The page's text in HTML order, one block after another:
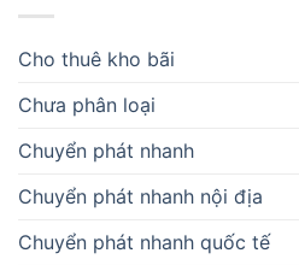
Cho thuê kho bãi
Chưa phân loại
Chuyển phát nhanh
Chuyển phát nhanh nội địa
Chuyển phát nhanh quốc tế